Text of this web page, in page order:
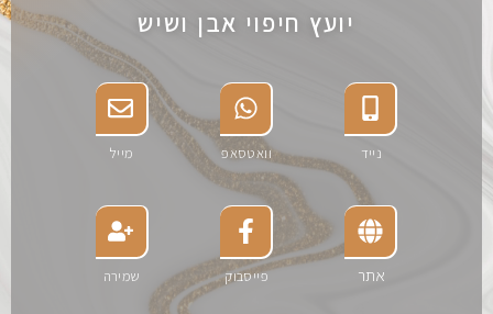
יועץ חיפוי אבן ושיש
נייד וואטסאפ מייל
אתר פייסבוק שמירה